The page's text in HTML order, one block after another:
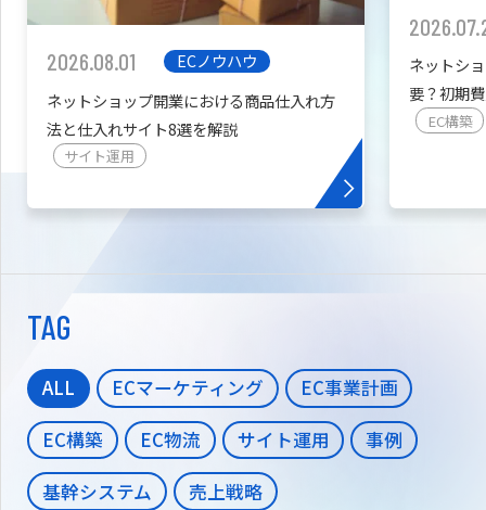
カスタマイズ開発
2026.08.01
ECノウハウ
ネットショップ開業における商品仕入れ方
法と仕入れサイト8選を解説
サイト運用
ネットシ
要？初期
を紹介
EC構築
TAG
ALL ECマーケティング
EC事業計画
EC構築
EC物流 サイト運用
事例
基幹システム
売上戦略